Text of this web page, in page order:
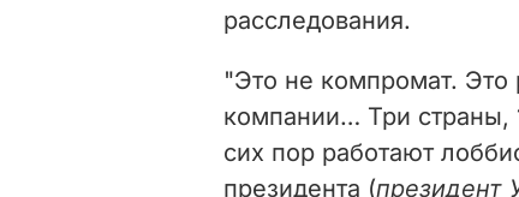
расследования.
"Это не компромат.
компании… Три страны,
сих пор работают
президента (президент